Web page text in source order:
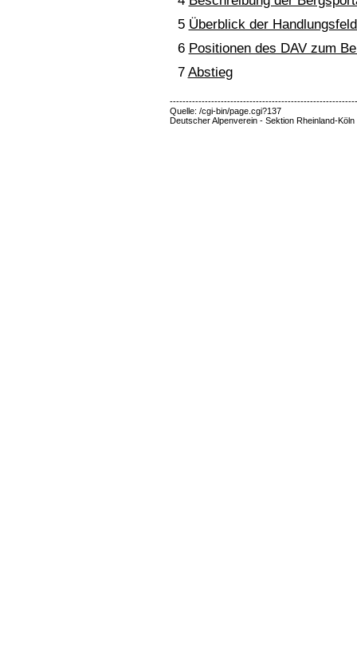
5 Überblick der
6 Positionen des DAV zum
7 Abstieg
Quelle: /cgi-bin/page.cgi?137
Deutscher Alpenverein - Sektion Rheinland-